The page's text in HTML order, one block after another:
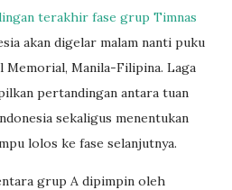
terakhir fase grup Timnas
akan digelar malam nanti puku
Memorial, Manila-Filipina. Laga
pertandingan antara tuan
sekaligus menentukan
lolos ke fase selanjutnya.
grup A dipimpin oleh